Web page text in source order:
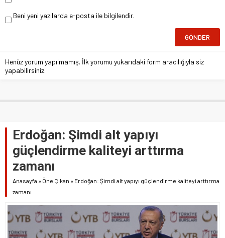
Beni yeni yazılarda e-posta ile bilgilendir.
Henüz yorum yapılmamış. İlk yorumu yukarıdaki form aracılığıyla siz
yapabilirsiniz.
Erdoğan: Şimdi alt yapıyı
güçlendirme kaliteyi arttırma
zamanı
Anasayfa » Öne Çıkan » Erdoğan: Şimdi alt yapıyı güçlendirme kaliteyi arttırma
zamanı